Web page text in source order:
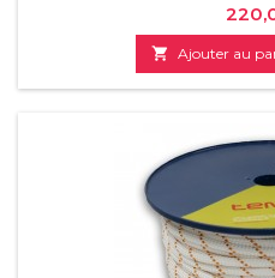
Prix
 Ajouter au